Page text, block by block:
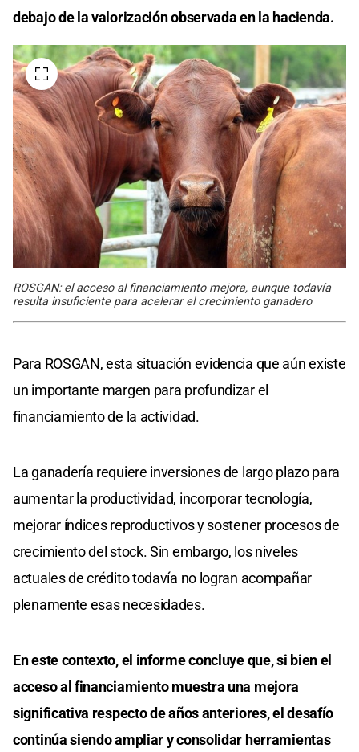
debajo de la valorización observada en la hacienda.
ROSGAN: el acceso al financiamiento mejora, aunque todavía
resulta insuficiente para acelerar el crecimiento ganadero
Para ROSGAN, esta situación evidencia que aún existe
un importante margen para profundizar el
financiamiento de la actividad.
La ganadería requiere inversiones de largo plazo para
aumentar la productividad, incorporar tecnología,
mejorar índices reproductivos y sostener procesos de
crecimiento del stock. Sin embargo, los niveles
actuales de crédito todavía no logran acompañar
plenamente esas necesidades.
En este contexto, el informe concluye que, si bien el
acceso al financiamiento muestra una mejora
significativa respecto de años anteriores, el desafío
continúa siendo ampliar y consolidar herramientas